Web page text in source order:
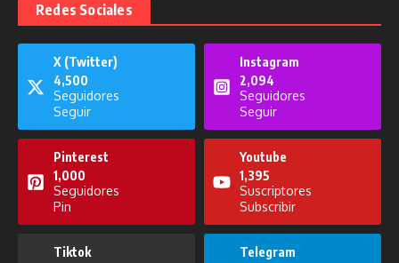
Redes Sociales
X (Twitter)
4,500
Seguidores
Seguir
Instagram
2,094
Seguidores
Seguir
Pinterest
1,000
Seguidores
Pin
Youtube
1,395
Suscriptores
Subscribir
Tiktok
Telegram